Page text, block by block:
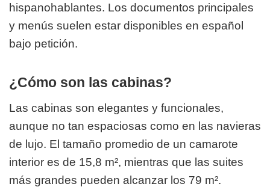
hispanohablantes. Los documentos principales
y menús suelen estar disponibles en español
bajo petición.
¿Cómo son las cabinas?
Las cabinas son elegantes y funcionales,
aunque no tan espaciosas como en las navieras
de lujo. El tamaño promedio de un camarote
interior es de 15,8 m², mientras que las suites
más grandes pueden alcanzar los 79 m².